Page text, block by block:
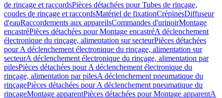
de rinçage et raccordsPièces détachées pour Tubes de rinçage,
coudes de rinçage et raccordsMatériel de fixationCrépinesDiffuseur
d'eauRaccordements aux appareilsCommandes d'urinoirMontage
encastréPièces détachées pour Montage encastréA déclenchement
électronique du rinçage, alimentation sur secteurPièces détachées
pour A déclenchement électronique du rinçage, alimentation sur
secteurA déclenchement électronique du rinçage, alimentation par
pilesPièces détachées pour A déclenchement électronique du
rinçage, alimentation par pilesA déclenchement pneumatique du
rinçagePièces détachées pour A déclenchement pneumatique du
rinçageMontage apparentPièces détachées pour Montage apparentA